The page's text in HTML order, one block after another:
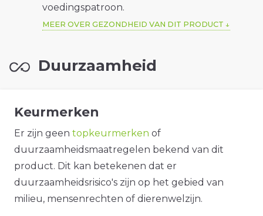
voedingspatroon.
MEER OVER GEZONDHEID VAN DIT PRODUCT
Duurzaamheid
Keurmerken
Er zijn geen topkeurmerken of
duurzaamheidsmaatregelen bekend van dit
product. Dit kan betekenen dat er
duurzaamheidsrisico's zijn op het gebied van
milieu, mensenrechten of dierenwelzijn.